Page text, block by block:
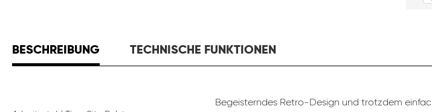
BESCHREIBUNG TECHNISCHE FUNKTIONEN
Begeisterndes Retro-Design und trotzdem